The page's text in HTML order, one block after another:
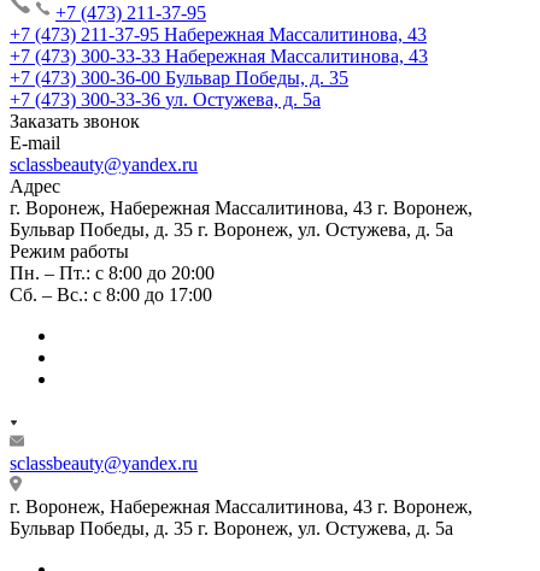
+7 (473) 211-37-95
+7 (473) 211-37-95 Набережная Массалитинова, 43
+7 (473) 300-33-33 Набережная Массалитинова, 43
+7 (473) 300-36-00 Бульвар Победы, д. 35
+7 (473) 300-33-36 ул. Остужева, д. 5а
Заказать звонок
E-mail
sclassbeauty@yandex.ru
Адрес
г. Воронеж, Набережная Массалитинова, 43 г. Воронеж,
Бульвар Победы, д. 35 г. Воронеж, ул. Остужева, д. 5а
Режим работы
Пн. – Пт.: с 8:00 до 20:00
Сб. – Вс.: с 8:00 до 17:00
sclassbeauty@yandex.ru
г. Воронеж, Набережная Массалитинова, 43 г. Воронеж,
Бульвар Победы, д. 35 г. Воронеж, ул. Остужева, д. 5а